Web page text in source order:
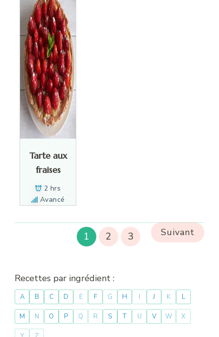
Tarte aux
fraises
2 hrs
Avancé
1 2 3 Suivant
Recettes par ingrédient :
A B C D E F G H I J K L
M N O P Q R S T U V W X